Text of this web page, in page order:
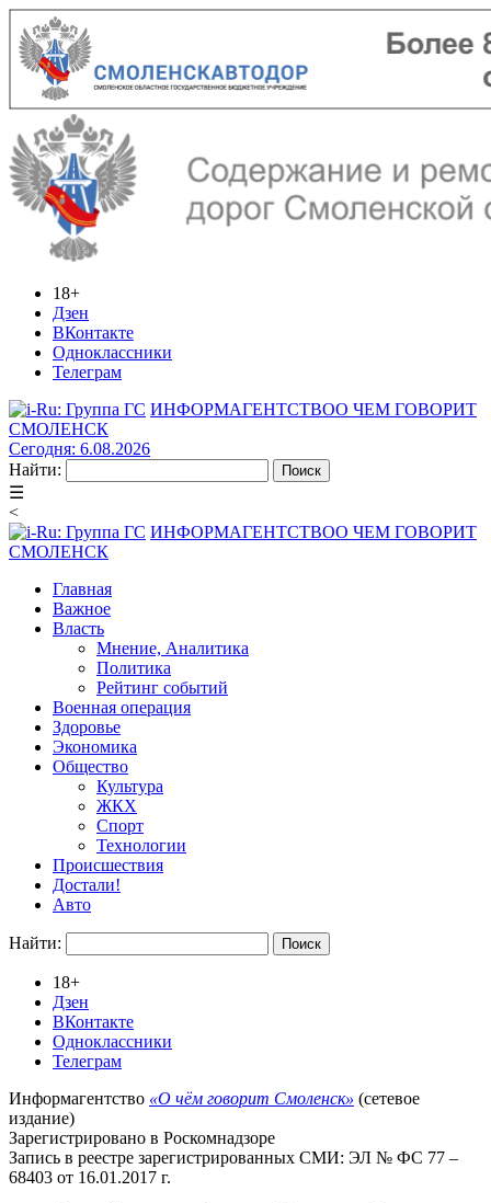
18+
Дзен
ВКонтакте
Одноклассники
Телеграм
ИНФОРМАГЕНТСТВОО ЧЕМ ГОВОРИТ
СМОЛЕНСК
Сегодня: 6.08.2026
Найти:
☰
<
ИНФОРМАГЕНТСТВОО ЧЕМ ГОВОРИТ
СМОЛЕНСК
Главная
Важное
Власть
Мнение, Аналитика
Политика
Рейтинг событий
Военная операция
Здоровье
Экономика
Общество
Культура
ЖКХ
Спорт
Технологии
Происшествия
Достали!
Авто
Найти:
18+
Дзен
ВКонтакте
Одноклассники
Телеграм
Информагентство «О чём говорит Смоленск» (сетевое
издание)
Зарегистрировано в Роскомнадзоре
Запись в реестре зарегистрированных СМИ: ЭЛ № ФС 77 –
68403 от 16.01.2017 г.